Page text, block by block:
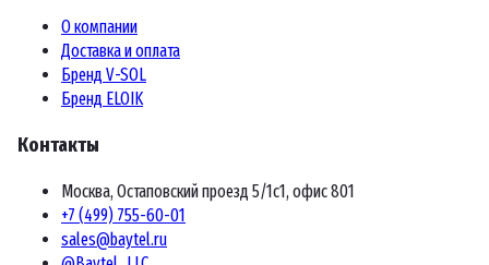
О компании
Доставка и оплата
Бренд V-SOL
Бренд ELOIK
Контакты
Москва, Остаповский проезд 5/1с1, офис 801
+7 (499) 755-60-01
sales@baytel.ru